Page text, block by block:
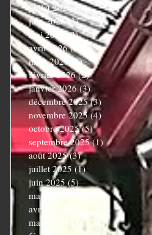
juillet 2026 (1)1 post
juin 2026 (3)3 posts
mai 2026 (2)2 posts
avril 2026 (5)
5 posts
mars 2026 (1)1 post
février 2026 (2)2 posts
janvier 2026 (3)3 posts
décembre 2025 (3) 3 posts
novembre 2025 (4) 4 posts
octobre 2025 (5)5 posts
septembre 2025 (1) 1 post
août 2025 (3)3 posts
juillet 2025 (1)1 post
juin 2025 (5) 5 posts
mai 2025
5 posts
avril 2025
mars 2025
(4)
4 posts